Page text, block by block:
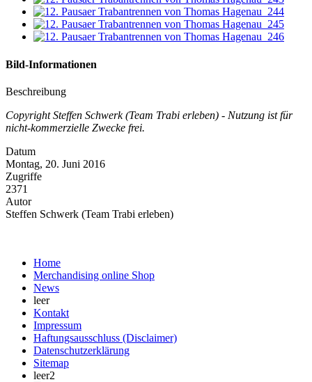
Bild-Informationen
Beschreibung
Copyright Steffen Schwerk (Team Trabi erleben) - Nutzung ist für
nicht-kommerzielle Zwecke frei.
Datum
Montag, 20. Juni 2016
Zugriffe
2371
Autor
Steffen Schwerk (Team Trabi erleben)
Home
Merchandising online Shop
News
leer
Kontakt
Impressum
Haftungsausschluss (Disclaimer)
Datenschutzerklärung
Sitemap
leer2